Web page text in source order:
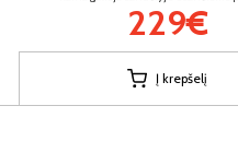
229€
Į krepšelį